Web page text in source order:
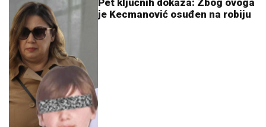
Pet ključnih dokaza: Zbog ovoga
je Kecmanović osuđen na robiju